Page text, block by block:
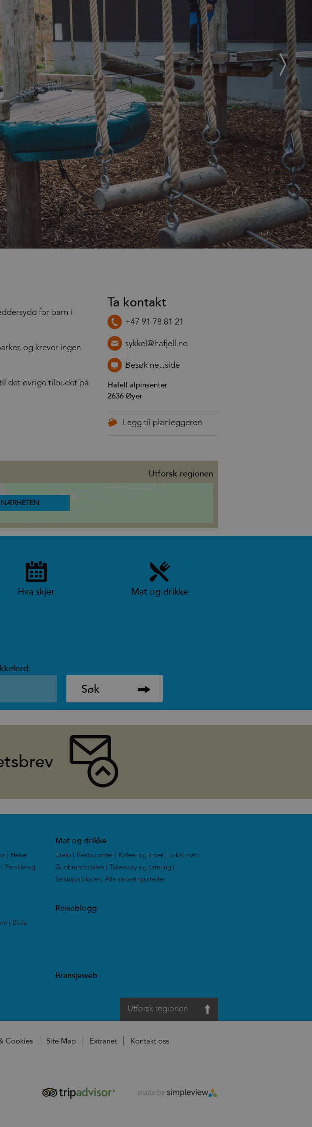
Next
›
for barn i
og krever ingen
det øvrige tilbudet på
Ta kontakt
+47 91 78 81 21
sykkel@hafjell.no
Besøk nettside
Hafell alpinsenter
2636 Øyer
Utforsk regionen
Hva skjer Mat og drikke
Helse
Familie og
Mat og drikke
Uteliv Restauranter Kafeer og kroer
Lokal mat i
Gudbrandsdalen
Takeaway og catering
Selskapslokaler
Alle serveringssteder
Bilde
Reiseblogg
Bransjeweb
Utforsk regionen
Cookies Site Map Extranet Kontakt oss